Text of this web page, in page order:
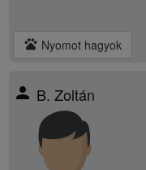
pets Nyomot hagyok
person B. Zoltán